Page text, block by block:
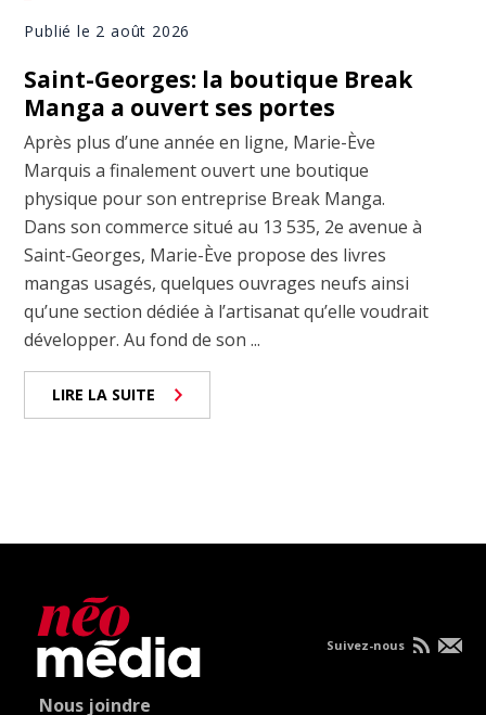
Publié le 2 août 2026
Saint-Georges: la boutique Break
Manga a ouvert ses portes
Après plus d’une année en ligne, Marie-Ève
Marquis a finalement ouvert une boutique
physique pour son entreprise Break Manga.
Dans son commerce situé au 13 535, 2e avenue à
Saint-Georges, Marie-Ève propose des livres
mangas usagés, quelques ouvrages neufs ainsi
qu’une section dédiée à l’artisanat qu’elle voudrait
développer. Au fond de son ...
LIRE LA SUITE
Nous joindre
Suivez-nous